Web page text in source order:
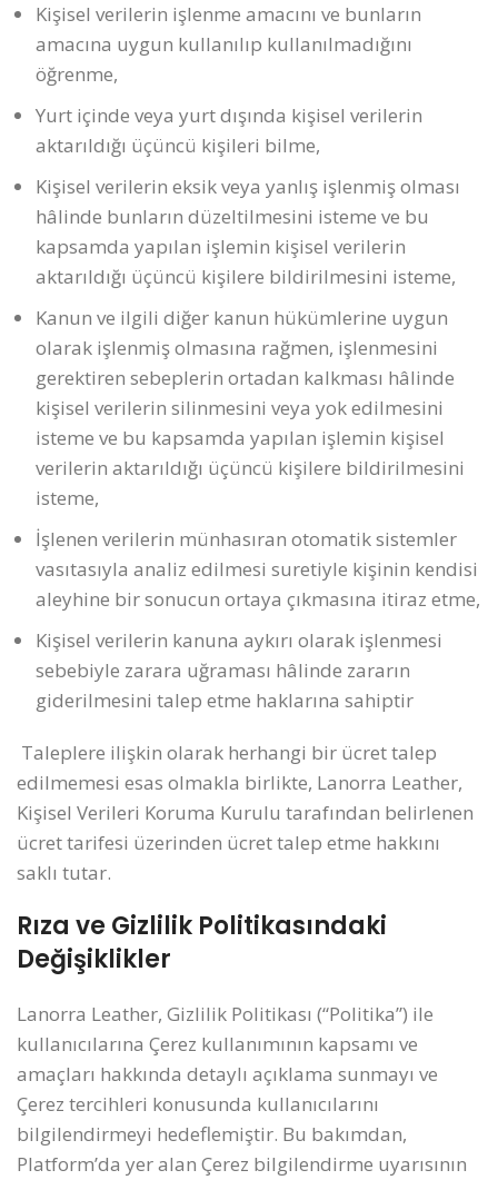
Kişisel verilerin işlenme amacını ve bunların
amacına uygun kullanılıp kullanılmadığını
öğrenme,
Yurt içinde veya yurt dışında kişisel verilerin
aktarıldığı üçüncü kişileri bilme,
Kişisel verilerin eksik veya yanlış işlenmiş olması
hâlinde bunların düzeltilmesini isteme ve bu
kapsamda yapılan işlemin kişisel verilerin
aktarıldığı üçüncü kişilere bildirilmesini isteme,
Kanun ve ilgili diğer kanun hükümlerine uygun
olarak işlenmiş olmasına rağmen, işlenmesini
gerektiren sebeplerin ortadan kalkması hâlinde
kişisel verilerin silinmesini veya yok edilmesini
isteme ve bu kapsamda yapılan işlemin kişisel
verilerin aktarıldığı üçüncü kişilere bildirilmesini
isteme,
İşlenen verilerin münhasıran otomatik sistemler
vasıtasıyla analiz edilmesi suretiyle kişinin kendisi
aleyhine bir sonucun ortaya çıkmasına itiraz etme,
Kişisel verilerin kanuna aykırı olarak işlenmesi
sebebiyle zarara uğraması hâlinde zararın
giderilmesini talep etme haklarına sahiptir
Taleplere ilişkin olarak herhangi bir ücret talep
edilmemesi esas olmakla birlikte, Lanorra Leather,
Kişisel Verileri Koruma Kurulu tarafından belirlenen
ücret tarifesi üzerinden ücret talep etme hakkını
saklı tutar.
Rıza ve Gizlilik Politikasındaki
Değişiklikler
Lanorra Leather, Gizlilik Politikası (“Politika”) ile
kullanıcılarına Çerez kullanımının kapsamı ve
amaçları hakkında detaylı açıklama sunmayı ve
Çerez tercihleri konusunda kullanıcılarını
bilgilendirmeyi hedeflemiştir. Bu bakımdan,
Platform’da yer alan Çerez bilgilendirme uyarısının